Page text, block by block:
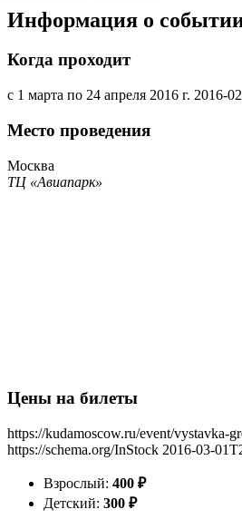
Информация о
Когда проходит
с 1 марта по 24 апреля 2016 г. 2016-
Место проведения
Москва
ТЦ «Авиапарк»
Цены на билеты
https://kudamoscow.ru/event/vystavka-
https://schema.org/InStock 2016-03-
Взрослый: 400 ₽
Детский: 300 ₽